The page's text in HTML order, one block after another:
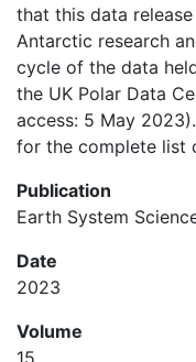
that this data
Antarctic research
cycle of the data
the UK Polar Data
access: 5 May
for the complete list
Publication
Earth System
Date
2023
Volume
15